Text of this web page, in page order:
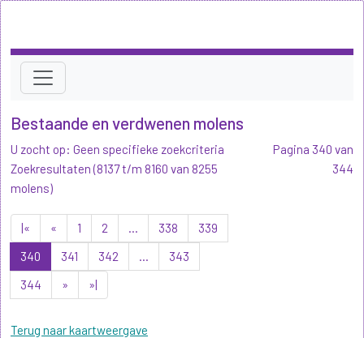
Bestaande en verdwenen molens
U zocht op: Geen specifieke zoekcriteria
Zoekresultaten (8137 t/m 8160 van 8255
molens)
|« « 1 2 ... 338
339
340
341 342 ...
343
344
» »|
Terug naar kaartweergave
Pagina 340 van
344